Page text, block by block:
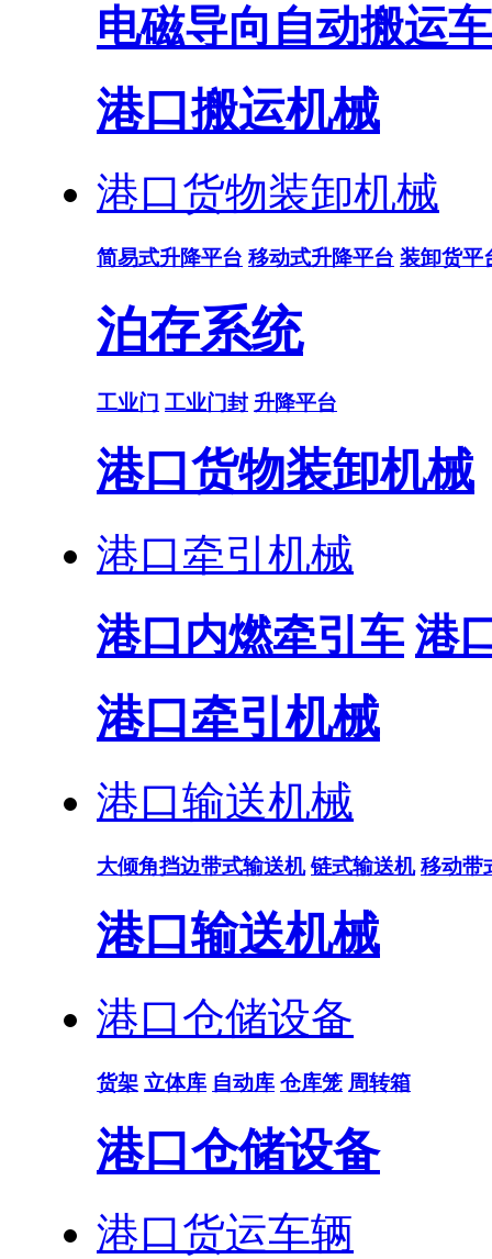
电磁导向自动搬运车
港口搬运机械
港口货物装卸机械
简易式升降平台 移动式升降平台 装卸货平
泊存系统
工业门 工业门封 升降平台
港口货物装卸机械
港口牵引机械
港口内燃牵引车 港
港口牵引机械
港口输送机械
大倾角挡边带式输送机 链式输送机 移动带
港口输送机械
港口仓储设备
货架 立体库 自动库 仓库笼 周转箱
港口仓储设备
港口货运车辆